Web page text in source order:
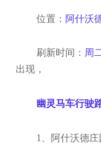
位置： 阿什沃
刷新时间： 周
出现，
幽灵马车行驶
1、阿什沃德